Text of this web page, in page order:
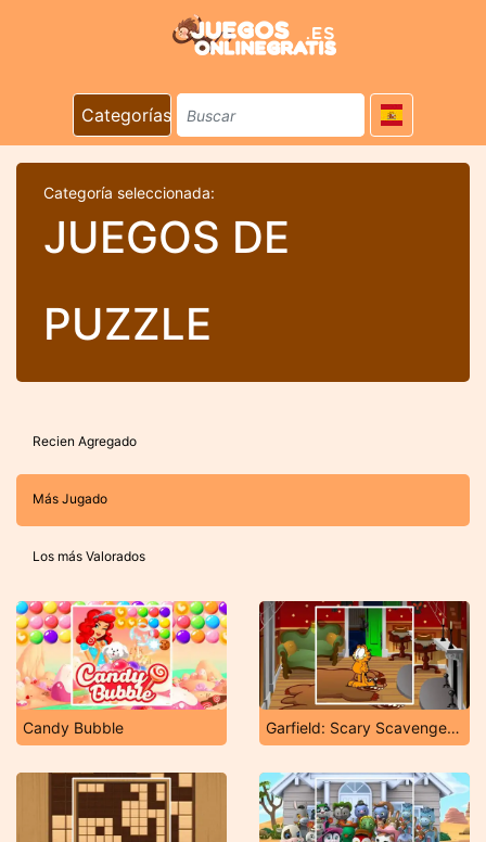
Categorías
Categoría seleccionada:
JUEGOS DE
PUZZLE
Recien Agregado
Más Jugado
Los más Valorados
Candy Bubble Garfield: Scary Scavenger Hunt 2